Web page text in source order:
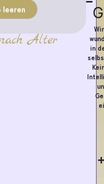
Alter
in